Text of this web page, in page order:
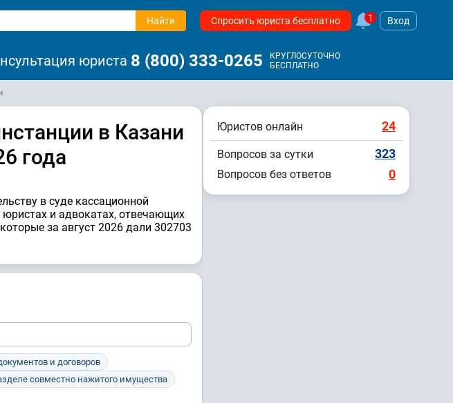
Найти Спросить юриста бесплатно 1 Вход
юриста 8 (800) 333-0265
КРУГЛОСУТОЧНО
БЕСПЛАТНО
в Казани
года
в суде кассационной
юристах и адвокатах, отвечающих
за август 2026 дали 302703
и договоров
совместно нажитого имущества
Юристов онлайн 24
Вопросов за сутки 323
Вопросов без ответов 0